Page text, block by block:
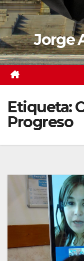
Jorge
Etiqueta:
Progreso